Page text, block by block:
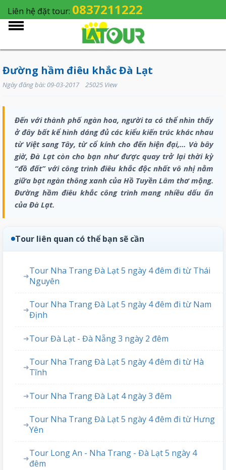
Liên hệ đặt tour: 0837211222
Đường hầm điêu khắc Đà Lạt
Ngày đăng bài: 09-03-2017 25025 View
Đến với thành phố ngàn hoa, người ta có thể nhìn thấy
ở đây bất kể hình dáng đủ các kiểu kiến trúc khác nhau
từ Việt sang Tây, từ cổ kính cho đến hiện đại,… Và bây
giờ, Đà Lạt còn cho bạn như được quay trở lại thời kỳ
“đồ đất” với công trình điêu khắc độc nhất vô nhị nằm
giữa bạt ngàn thông xanh của Hồ Tuyền Lâm thơ mộng.
Đường hầm điêu khắc công trình mang nhiều dấu ấn
của Đà Lạt.
Tour liên quan có thể bạn sẽ cần
➜Tour Nha Trang Đà Lạt 5 ngày 4 đêm đi từ Thái
Nguyên
➜Tour Nha Trang Đà Lạt 5 ngày 4 đêm đi từ Nam
Định
➜Tour Đà Lạt - Đà Nẵng 3 ngày 2 đêm
➜Tour Nha Trang Đà Lạt 5 ngày 4 đêm đi từ Hà
Tĩnh
➜Tour Nha Trang Đà Lạt 4 ngày 3 đêm
➜Tour Nha Trang Đà Lạt 5 ngày 4 đêm đi từ Hưng
Yên
➜Tour Long An - Nha Trang - Đà Lạt 5 ngày 4
đêm